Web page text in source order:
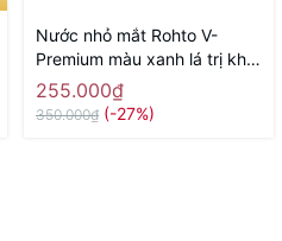
Nước nhỏ mắt Rohto V-
Premium màu xanh lá trị khô
mắt, ngứa, cộm mắt 15ml -
Hàng Nhật chính hãng
255.000₫
350.000₫ (-27%)